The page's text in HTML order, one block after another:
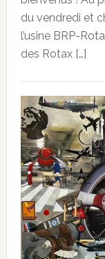
du vendredi et
l’usine BRP-
des Rotax […]